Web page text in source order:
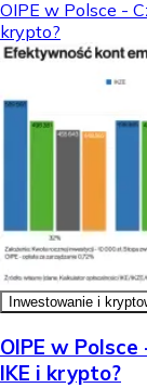
OIPE w Polsce -
krypto?
Inwestowanie i
OIPE w
IKE i krypto?